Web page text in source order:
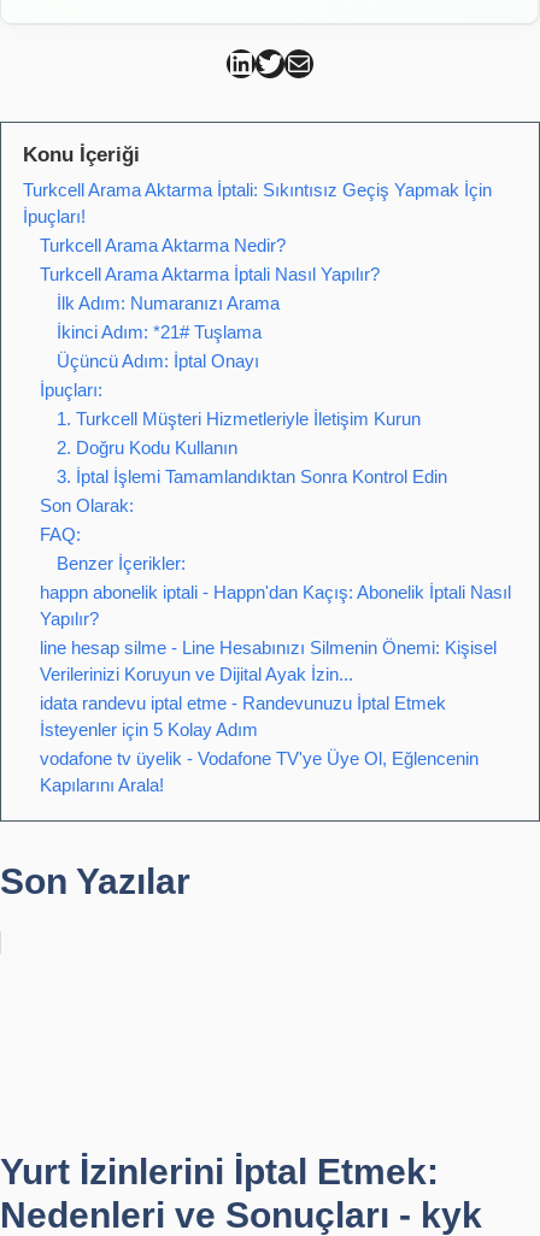
Can Kütahya Linkedin
Can Kütahya Twitter
Can Kütahya Mail
Konu İçeriği
Turkcell Arama Aktarma İptali: Sıkıntısız Geçiş Yapmak İçin
İpuçları!
Turkcell Arama Aktarma Nedir?
Turkcell Arama Aktarma İptali Nasıl Yapılır?
İlk Adım: Numaranızı Arama
İkinci Adım: *21# Tuşlama
Üçüncü Adım: İptal Onayı
İpuçları:
1. Turkcell Müşteri Hizmetleriyle İletişim Kurun
2. Doğru Kodu Kullanın
3. İptal İşlemi Tamamlandıktan Sonra Kontrol Edin
Son Olarak:
FAQ:
Benzer İçerikler:
happn abonelik iptali - Happn'dan Kaçış: Abonelik İptali Nasıl
Yapılır?
line hesap silme - Line Hesabınızı Silmenin Önemi: Kişisel
Verilerinizi Koruyun ve Dijital Ayak İzin...
idata randevu iptal etme - Randevunuzu İptal Etmek
İsteyenler için 5 Kolay Adım
vodafone tv üyelik - Vodafone TV'ye Üye Ol, Eğlencenin
Kapılarını Arala!
Son Yazılar
Yurt İzinlerini İptal Etmek:
Nedenleri ve Sonuçları - kyk